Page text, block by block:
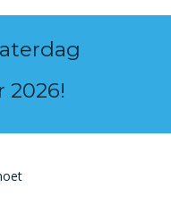
2026!